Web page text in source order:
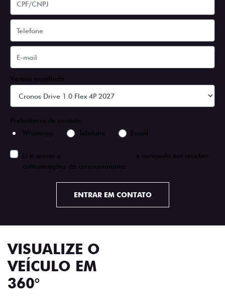
Versão escolhida
Preferência de contato:
Whatsapp
Telefone Email
Li e aceito a
e concordo em receber
comunicações da concessionária.
ENTRAR EM CONTATO
VISUALIZE O
VEÍCULO EM
360°